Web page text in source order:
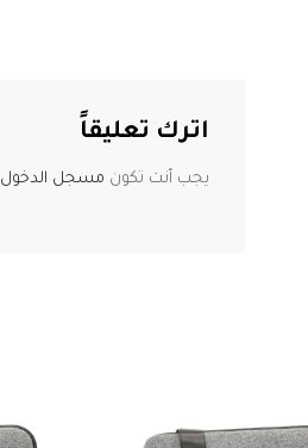
اترك تعليقاً
يجب أنت تكون مسجل الدخول